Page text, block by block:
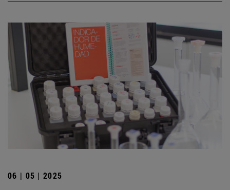
06 | 05 | 2025